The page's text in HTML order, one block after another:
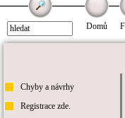
Domů
Chyby a návrhy
Registrace zde.